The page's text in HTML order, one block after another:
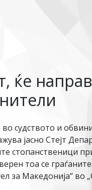
ќе
судството и
јасно Стејт
стопанственици
тоа се
за Македонија“ во